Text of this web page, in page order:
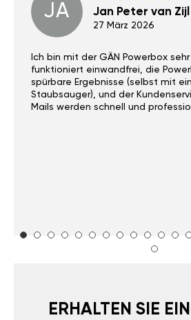
JA Jan Peter van
27 März 2026
Ich bin mit der GÄN Powerbox
funktioniert einwandfrei, die
spürbare Ergebnisse (selbst mit
Staubsauger), und der
Mails werden schnell und
ERHALTEN SIE EIN